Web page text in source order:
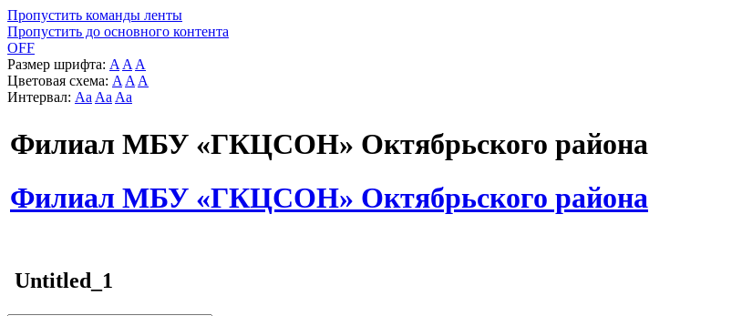
Пропустить команды ленты
Пропустить до основного контента
OFF
Размер шрифта: A A A
Цветовая схема: A A A
Интервал: Aa Aa Aa
Филиал МБУ «ГКЦСОН» Октябрьского района
Филиал МБУ «ГКЦСОН» Октябрьского района
Untitled_1